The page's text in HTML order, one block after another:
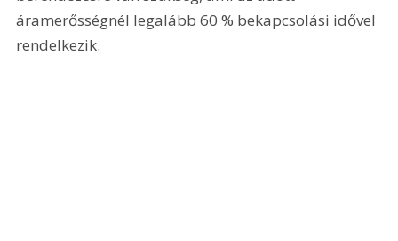
áramerősségnél legalább 60 % bekapcsolási idővel
rendelkezik.